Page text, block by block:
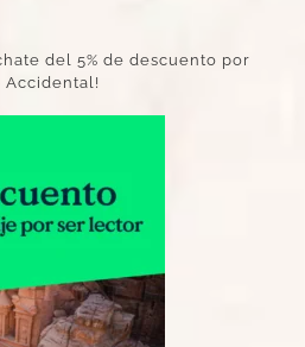
del 5% de descuento por
Accidental!